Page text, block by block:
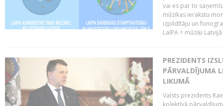
vai es par to
mūzikas ierakstu
izpildītāju un
LaIPA = mūziķi
PREZIDENTS
PĀRVALDĪJUMA
LIKUMĀ
Valsts prezidents